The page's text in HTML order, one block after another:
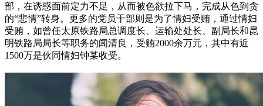
部，在诱惑面前定力不足，从而被色欲拉下马，完成从色到贪
的“悲情”转身。更多的党员干部则是为了情妇受贿，通过情妇
受贿，如曾任太原铁路局总调度长、运输处处长、副局长和昆
明铁路局局长等职务的闻清良，受贿2000余万元，其中有近
1500万是伙同情妇钟某收受。